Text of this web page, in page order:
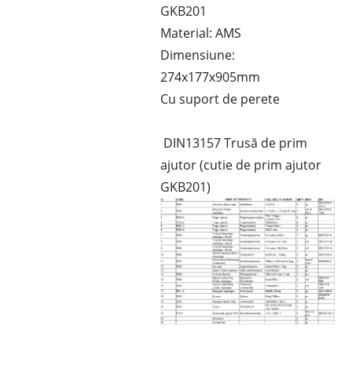
GKB201
Material: AMS
Dimensiune:
274x177x905mm
Cu suport de perete
DIN13157 Trusă de prim
ajutor (cutie de prim ajutor
GKB201)